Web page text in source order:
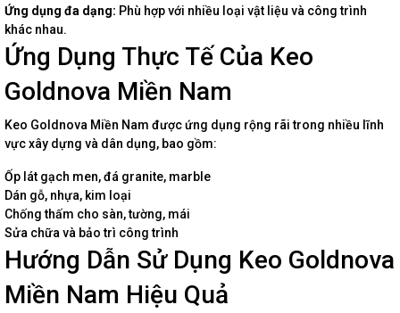
Ứng dụng đa dạng: Phù hợp với nhiều loại vật liệu và công trình
khác nhau.
Ứng Dụng Thực Tế Của Keo
Goldnova Miền Nam
Keo Goldnova Miền Nam được ứng dụng rộng rãi trong nhiều lĩnh
vực xây dựng và dân dụng, bao gồm:
Ốp lát gạch men, đá granite, marble
Dán gỗ, nhựa, kim loại
Chống thấm cho sàn, tường, mái
Sửa chữa và bảo trì công trình
Hướng Dẫn Sử Dụng Keo Goldnova
Miền Nam Hiệu Quả